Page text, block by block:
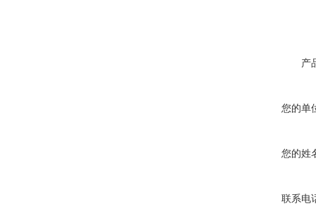
产
您的单
您的姓
联系电